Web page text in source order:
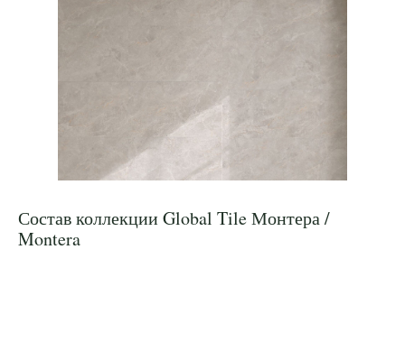
Состав коллекции Global Tile Монтера /
Montera